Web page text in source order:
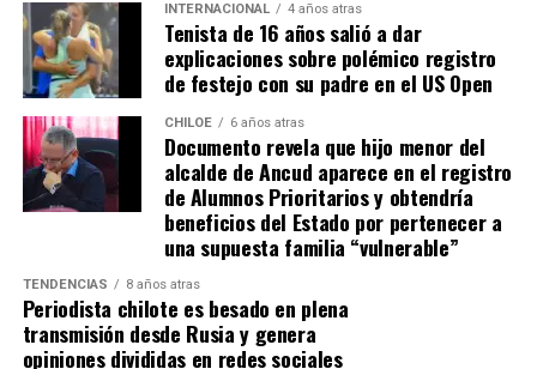
Actualmente, Gómez se encuentra en Santiago
realizando trámites y participando como invitada en
distintos medios de comunicación. Aunque aún no tiene
una fecha exacta para su viaje a Estados Unidos, donde
se administra el medicamento, indicó que esperan
realizarlo «a mediados de junio».
Cabe destacar que, pese a que se logró reunir el dinero y,
por ende, la meta se cumplió, continúan circulando por
redes sociales, eventos a beneficios de Tomás Ross.
¿Como ayudar?
INTERNACIONAL 4 años atras
Tenista de 16 años salió a dar
explicaciones sobre polémico registro
de festejo con su padre en el US Open
CHILOE 6 años atras
Documento revela que hijo menor del
alcalde de Ancud aparece en el registro
de Alumnos Prioritarios y obtendría
beneficios del Estado por pertenecer a
una supuesta familia “vulnerable”
TENDENCIAS 8 años atras
Periodista chilote es besado en plena
transmisión desde Rusia y genera
opiniones divididas en redes sociales